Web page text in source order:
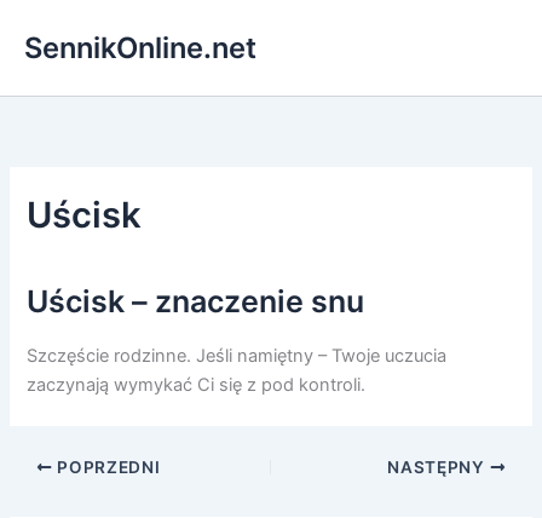
SennikOnline.net
Uścisk
Uścisk – znaczenie snu
Szczęście rodzinne. Jeśli namiętny – Twoje uczucia
zaczynają wymykać Ci się z pod kontroli.
POPRZEDNI NASTĘPNY